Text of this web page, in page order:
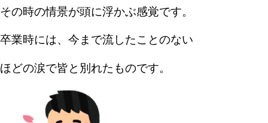
その時の情景が頭に浮かぶ感覚です。
卒業時には、今まで流したことのない
ほどの涙で皆と別れたものです。